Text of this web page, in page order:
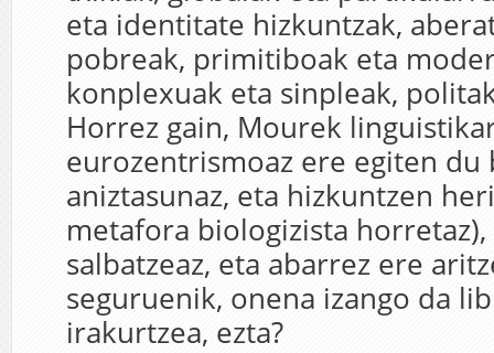
eta identitate hizkuntzak,
pobreak, primitiboak eta
konplexuak eta sinpleak,
Horrez gain, Mourek
eurozentrismoaz ere egiten du
aniztasunaz, eta hizkuntzen
metafora biologizista
salbatzeaz, eta abarrez ere
seguruenik, onena izango da
irakurtzea, ezta?